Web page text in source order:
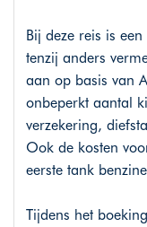
Bij deze reis is
tenzij anders
aan op basis van
onbeperkt aantal
verzekering,
Ook de kosten
eerste tank
Tijdens het